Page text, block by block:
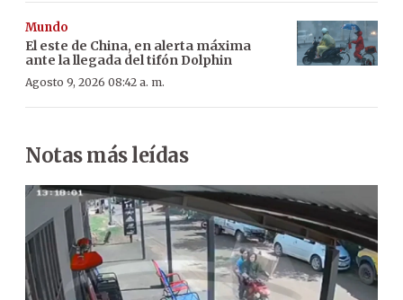
Mundo
El este de China, en alerta máxima
ante la llegada del tifón Dolphin
Agosto 9, 2026 08:42 a. m.
Notas más leídas